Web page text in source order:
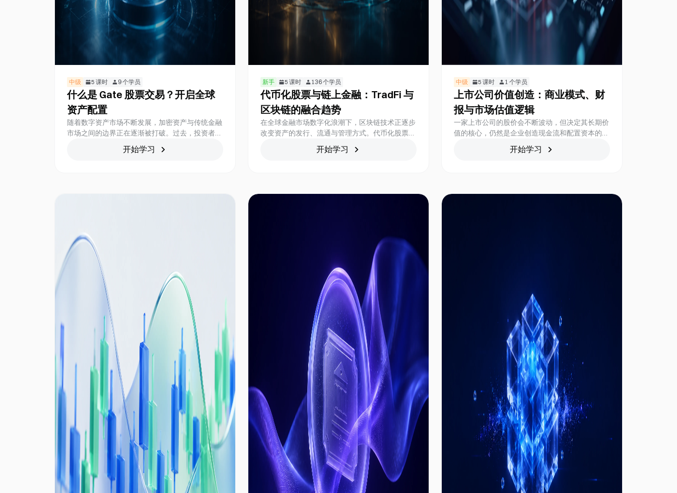
中级 5 课时 9个学员
什么是 Gate 股票交易？开启全球
资产配置
随着数字资产市场不断发展，加密资产与传统金融
市场之间的边界正在逐渐被打破。过去，投资者往
往需要分别管理加密货币账户与证券账户，才能同
时参与不同市场的投资机会。而如今，随着交易平
用户能够直接使用 USDT 参与美股与 ETF 交易。
整体认知。
开始学习
新手 5 课时 136个学员
代币化股票与链上金融：TradFi 与
区块链的融合趋势
在全球金融市场数字化浪潮下，区块链技术正逐步
改变资产的发行、流通与管理方式。代币化股票
（Tokenized Stocks）作为现实世界资产
（RWA）的重要应用之一，正成为连接传统金融
本课程将带领学员深入了解代币化股票的发展背
开始学习
中级 5 课时 1 个学员
上市公司价值创造：商业模式、财
报与市场估值逻辑
一家上市公司的股价会不断波动，但决定其长期价
值的核心，仍然是企业创造现金流和配置资本的能
力。商业模式解释企业如何获取客户与利润，财务
报表记录价值创造的结果，而市场估值则反映投资
者理解企业价值从何而来、如何反映在财报中，以
开始学习